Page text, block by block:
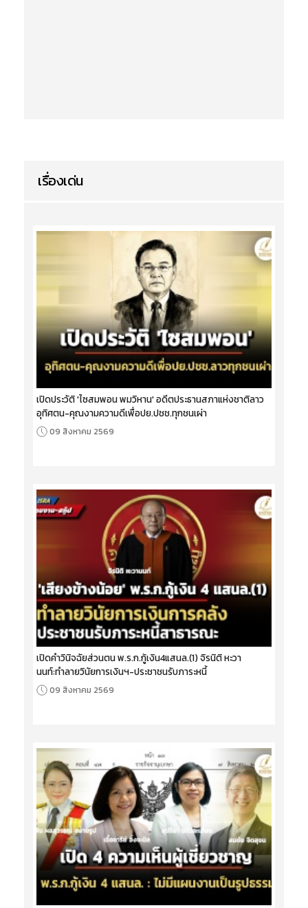
เรื่องเด่น
เปิดประวัติ 'ไซสมพอน พมวิหาน' อดีตประธานสภาแห่งชาติลาว
อุทิศตน-คุณงามความดีเพื่อปย.ปชช.ทุกชนเผ่า
09 สิงหาคม 2569
เปิดคำวินิจฉัยส่วนตน พ.ร.ก.กู้เงิน4แสนล.(1) จิรนิติ หะวา
นนท์:ทำลายวินัยการเงินฯ-ประชาชนรับภาระหนี้
09 สิงหาคม 2569